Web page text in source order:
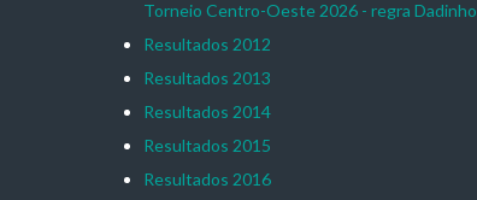
Torneio Centro-Oeste 2026 - regra Dadinho
Resultados 2012
Resultados 2013
Resultados 2014
Resultados 2015
Resultados 2016